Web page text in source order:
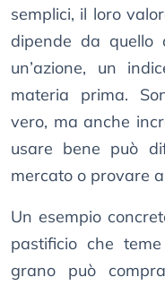
semplici, il loro
dipende da quello
un’azione, un
materia prima.
vero, ma anche
usare bene può
mercato o provare
Un esempio
pastificio che
grano può